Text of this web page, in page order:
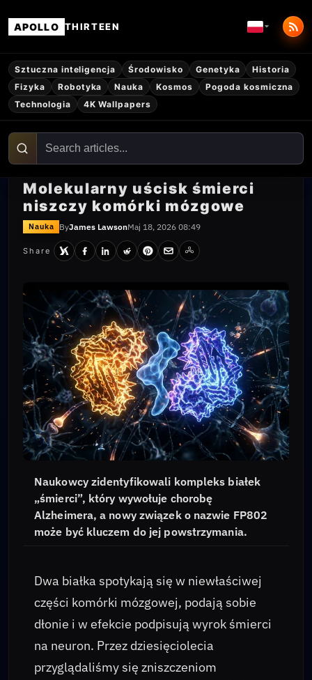
APOLLO THIRTEEN
Sztuczna inteligencja Środowisko Genetyka
Historia
Fizyka
Robotyka Nauka Kosmos
Pogoda kosmiczna
Technologia
4K Wallpapers
Molekularny uścisk śmierci
niszczy komórki mózgowe
Nauka ByJames LawsonMaj 18, 2026 08:49
Share
Naukowcy zidentyfikowali kompleks białek
„śmierci”, który wywołuje chorobę
Alzheimera, a nowy związek o nazwie FP802
może być kluczem do jej powstrzymania.
Dwa białka spotykają się w niewłaściwej
części komórki mózgowej, podają sobie
dłonie i w efekcie podpisują wyrok śmierci
na neuron. Przez dziesięciolecia
przyglądaliśmy się zniszczeniom